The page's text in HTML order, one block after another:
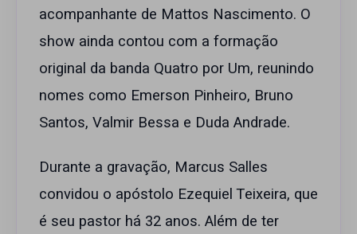
acompanhante de Mattos Nascimento. O
show ainda contou com a formação
original da banda Quatro por Um, reunindo
nomes como Emerson Pinheiro, Bruno
Santos, Valmir Bessa e Duda Andrade.
Durante a gravação, Marcus Salles
convidou o apóstolo Ezequiel Teixeira, que
é seu pastor há 32 anos. Além de ter